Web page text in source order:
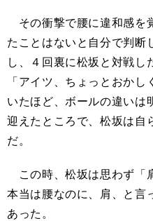
その衝撃で腰に違和感を
たことはないと自分で判断
し、４回裏に松坂と対戦し
「アイツ、ちょっとおか
いたほど、ボールの違いは
迎えたところで、松坂は自
だ。
この時、松坂は思わず「
本当は腰なのに、肩、と言
あった。